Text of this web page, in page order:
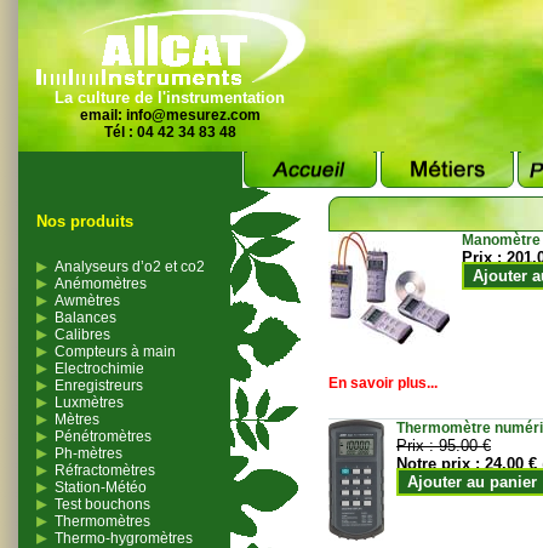
La culture de l'instrumentation
email: info@mesurez.com
Tél : 04 42 34 83 48
Nos produits
Analyseurs d’o2 et co2
Anémomètres
Awmètres
Balances
Calibres
Compteurs à main
Electrochimie
Enregistreurs
Luxmètres
Mètres
Pénétromètres
Ph-mètres
Réfractomètres
Station-Météo
Test bouchons
Thermomètres
Thermo-hygromètres
Prix :
Ajouter
En savoir plus...
Thermomètre
Prix :95.00 €
Notre prix :24.00 €
Ajouter au panier